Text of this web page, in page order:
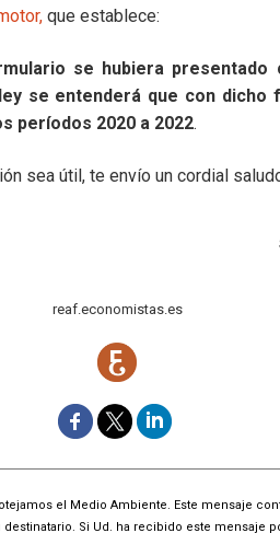
que establece:
se hubiera presentado
se entenderá que con dicho
períodos 2020 a 2022.
sea útil, te envío un cordial
reaf.economistas.es
el Medio Ambiente. Este mensaje
Si Ud. ha recibido este mensaje